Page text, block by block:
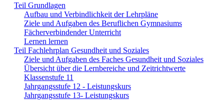
Teil Grundlagen
Aufbau und Verbindlichkeit der Lehrpläne
Ziele und Aufgaben des Beruflichen Gymnasiums
Fächerverbindender Unterricht
Lernen lernen
Teil Fachlehrplan Gesundheit und Soziales
Ziele und Aufgaben des Faches Gesundheit und Soziales
Übersicht über die Lernbereiche und Zeitrichtwerte
Klassenstufe 11
Jahrgangsstufe 12 - Leistungskurs
Jahrgangsstufe 13- Leistungskurs